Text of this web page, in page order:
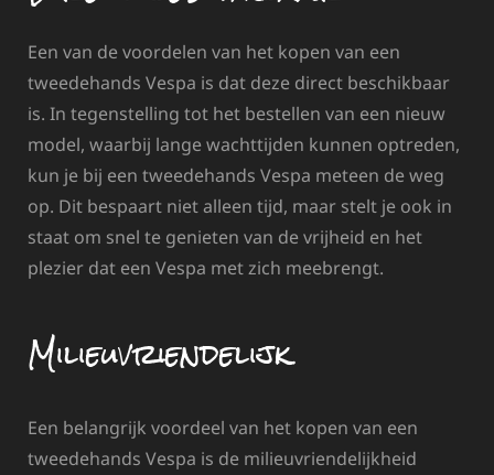
Een van de voordelen van het kopen van een
tweedehands Vespa is dat deze direct beschikbaar
is. In tegenstelling tot het bestellen van een nieuw
model, waarbij lange wachttijden kunnen optreden,
kun je bij een tweedehands Vespa meteen de weg
op. Dit bespaart niet alleen tijd, maar stelt je ook in
staat om snel te genieten van de vrijheid en het
plezier dat een Vespa met zich meebrengt.
Milieuvriendelijk
Een belangrijk voordeel van het kopen van een
tweedehands Vespa is de milieuvriendelijkheid